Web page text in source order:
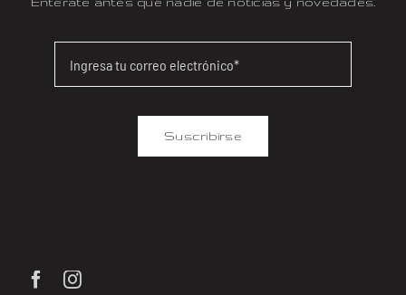
Suscribirse